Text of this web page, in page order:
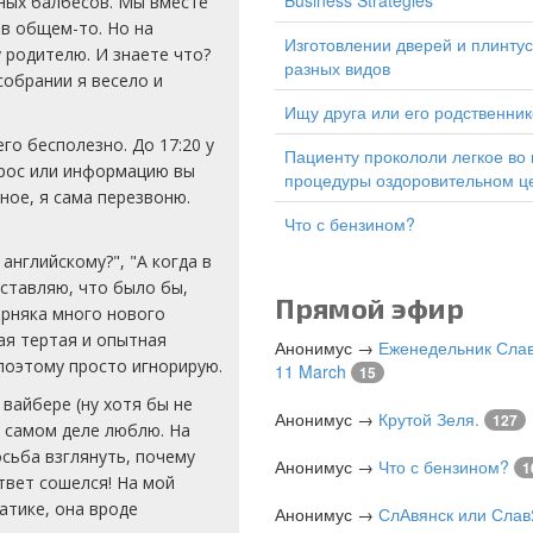
в общем-то. Но на
родителю. И знаете что?
я весело и
бесполезно. До 17:20 у
или информацию вы
я сама перезвоню.
"А когда в
что было бы,
много нового
тертая и опытная
просто игнорирую.
(ну хотя бы не
самом деле люблю. На
взглянуть, почему
сошелся! На мой
она вроде
изготовлении дверей и плинтусов
разных видов
Ищу друга или его
Пациенту прокололи легкое во время
процедуры оздоровительном
Что с бензином?
Прямой эфир
Анонимус → Еженедельник
11 March
15
Анонимус → Крутой Зеля. 127
Анонимус → Что с бензином?
Анонимус → СлАвянск или